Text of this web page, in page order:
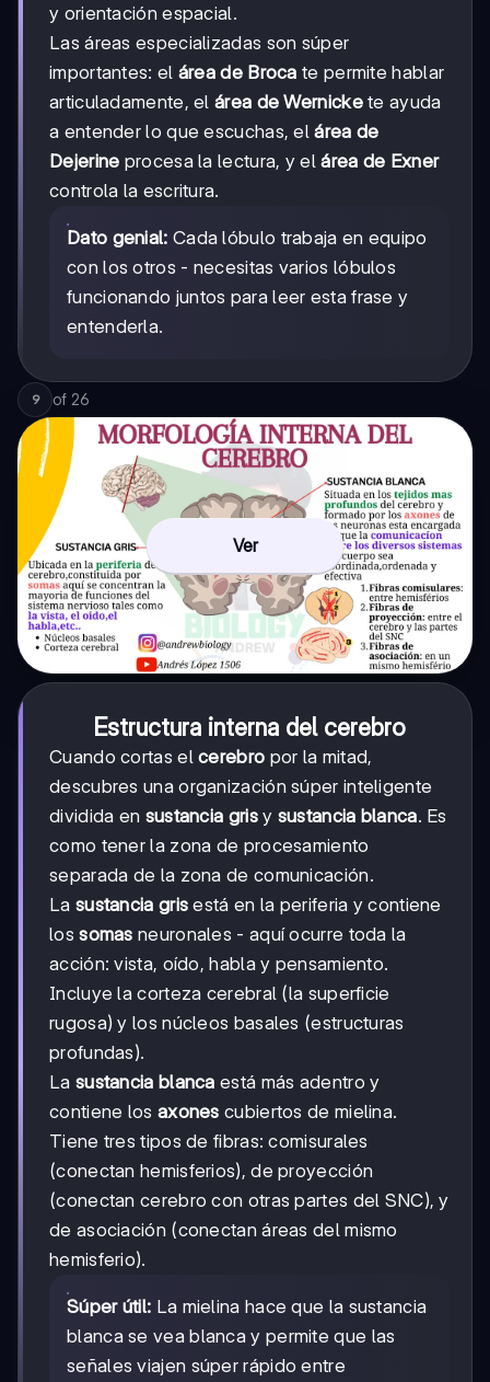
y orientación espacial.
Las áreas especializadas son súper
importantes: el área de Broca te permite hablar
articuladamente, elárea de Wernickete ayuda
a entender lo que escuchas, elárea de
Dejerine procesa la lectura, y elárea de Exner
controla la escritura.
Dato genial: Cada lóbulo trabaja en equipo
con los otros - necesitas varios lóbulos
funcionando juntos para leer esta frase y
entenderla.
9 of 26
Ver
Estructura interna del cerebro
Cuando cortas elcerebro por la mitad,
descubres una organización súper inteligente
dividida en sustancia grisy sustancia blanca. Es
como tener la zona de procesamiento
separada de la zona de comunicación.
La sustancia gris está en la periferia y contiene
lossomas neuronales - aquí ocurre toda la
acción: vista, oído, habla y pensamiento.
Incluye la corteza cerebral (la superficie
rugosa) y los núcleos basales (estructuras
profundas).
La sustancia blanca está más adentro y
contiene los axones cubiertos de mielina.
Tiene tres tipos de fibras: comisurales
(conectan hemisferios), de proyección
(conectan cerebro con otras partes del SNC), y
de asociación (conectan áreas del mismo
hemisferio).
Súper útil: La mielina hace que la sustancia
blanca se vea blanca y permite que las
señales viajen súper rápido entre